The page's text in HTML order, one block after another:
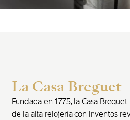
La Casa Breguet
Fundada en 1775, la Casa
de la alta relojería con inventos